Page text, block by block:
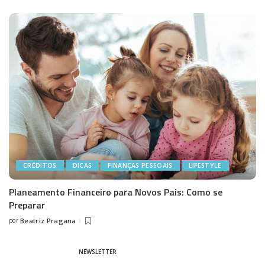
CRÉDITOS DICAS FINANÇAS PESSOAIS LIFESTYLE
Planeamento Financeiro para Novos Pais: Como se
Preparar
Posted
por Beatriz Pragana
NEWSLETTER